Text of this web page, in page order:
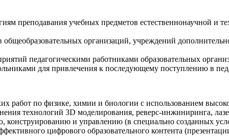
преподавания учебных предметов естественнонаучной и
организаций, учреждений
педагогическими работниками образовательных
для привлечения к последующему поступлению в
работ по физике, химии и биологии с использованием
технологий 3D моделирования, реверс-инжиниринга,
конструированию и управлению (в специально созданных
цифрового образовательного контента